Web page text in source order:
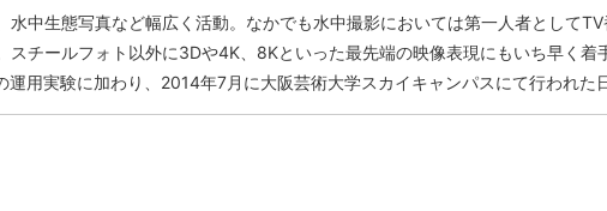
水中生態写真など幅広く活動。なかでも水中撮影においては第一人者として
スチールフォト以外に3Dや4K、8Kといった最先端の映像表現にもいち早く着
運用実験に加わり、2014年7月に大阪芸術大学スカイキャンパスにて行われた